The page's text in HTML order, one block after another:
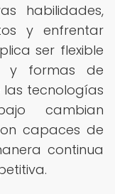
habilidades,
y enfrentar
ser flexible
y formas de
tecnologías
cambian
capaces de
continua